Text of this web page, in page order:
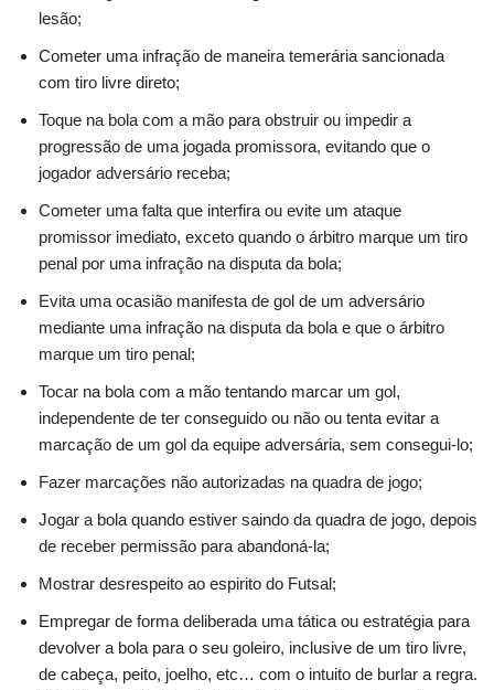
lesão;
Cometer uma infração de maneira temerária sancionada
com tiro livre direto;
Toque na bola com a mão para obstruir ou impedir a
progressão de uma jogada promissora, evitando que o
jogador adversário receba;
Cometer uma falta que interfira ou evite um ataque
promissor imediato, exceto quando o árbitro marque um tiro
penal por uma infração na disputa da bola;
Evita uma ocasião manifesta de gol de um adversário
mediante uma infração na disputa da bola e que o árbitro
marque um tiro penal;
Tocar na bola com a mão tentando marcar um gol,
independente de ter conseguido ou não ou tenta evitar a
marcação de um gol da equipe adversária, sem consegui-lo;
Fazer marcações não autorizadas na quadra de jogo;
Jogar a bola quando estiver saindo da quadra de jogo, depois
de receber permissão para abandoná-la;
Mostrar desrespeito ao espirito do Futsal;
Empregar de forma deliberada uma tática ou estratégia para
devolver a bola para o seu goleiro, inclusive de um tiro livre,
de cabeça, peito, joelho, etc… com o intuito de burlar a regra.